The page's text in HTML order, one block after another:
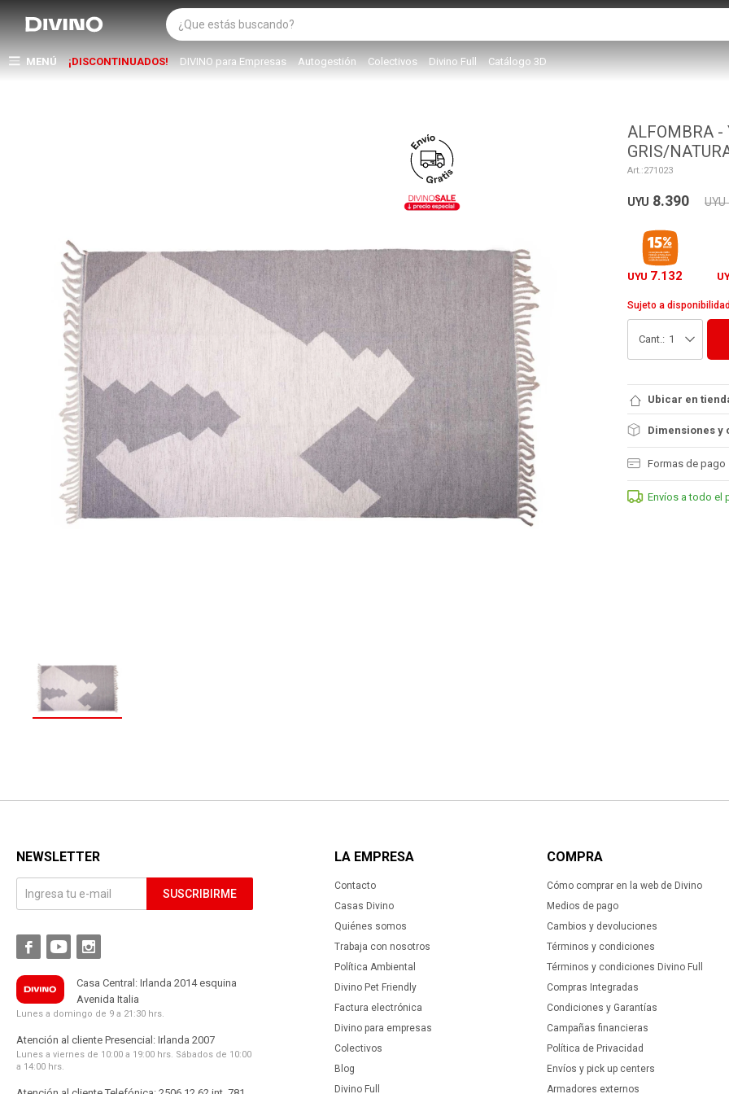
MENÚ ¡DISCONTINUADOS! DIVINO para Empresas Autogestión Colectivos Divino Full Catálogo 3D
ALFOMBRA -
GRIS/
271023
UYU 8.390 UYU
UYU 7.132
Sujeto a
1
Ubicar en
Dimensiones
Formas de pago
Envíos a todo el
LA EMPRESA
Contacto
Casas Divino
Quiénes somos
Trabaja con nosotros
Política Ambiental
Divino Pet Friendly
Factura electrónica
Divino para empresas
Colectivos
Blog
Divino Full
COMPRA
Cómo comprar en la web de Divino
Medios de pago
Cambios y devoluciones
Términos y condiciones
Términos y condiciones Divino Full
Compras Integradas
Condiciones y Garantías
Campañas financieras
Política de Privacidad
Envíos y pick up centers
Armadores externos
NEWSLETTER
SUSCRIBIRME
  
Casa Central: Irlanda 2014 esquina
Avenida Italia
Lunes a domingo de 9 a 21:30 hrs.
Atención al cliente Presencial: Irlanda 2007
Lunes a viernes de 10:00 a 19:00 hrs. Sábados de 10:00
a 14:00 hrs.